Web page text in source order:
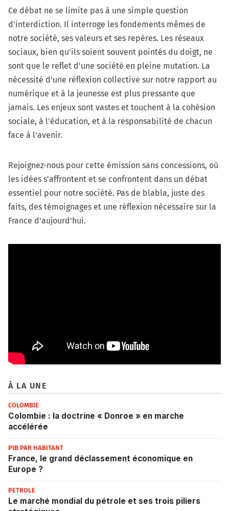
Ce débat ne se limite pas à une simple question
d'interdiction. Il interroge les fondements mêmes de
notre société, ses valeurs et ses repères. Les réseaux
sociaux, bien qu'ils soient souvent pointés du doigt, ne
sont que le reflet d'une société en pleine mutation. La
nécessité d'une réflexion collective sur notre rapport au
numérique et à la jeunesse est plus pressante que
jamais. Les enjeux sont vastes et touchent à la cohésion
sociale, à l'éducation, et à la responsabilité de chacun
face à l'avenir.
Rejoignez-nous pour cette émission sans concessions, où
les idées s'affrontent et se confrontent dans un débat
essentiel pour notre société. Pas de blabla, juste des
faits, des témoignages et une réflexion nécessaire sur la
France d'aujourd'hui.
À LA UNE
COLOMBIE
Colombie : la doctrine « Donroe » en marche
accélérée
PIB PAR HABITANT
France, le grand déclassement économique en
Europe ?
PETROLE
Le marché mondial du pétrole et ses trois piliers